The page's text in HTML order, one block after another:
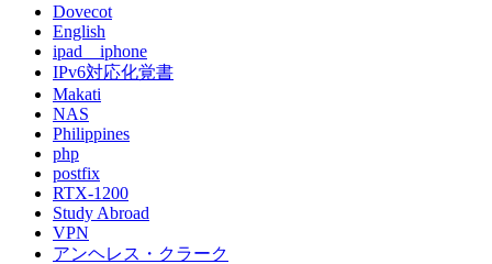
Dovecot
English
ipad iphone
IPv6対応化覚書
Makati
NAS
Philippines
php
postfix
RTX-1200
Study Abroad
VPN
アンヘレス・クラーク